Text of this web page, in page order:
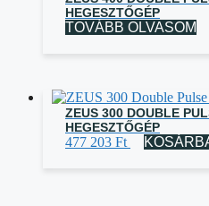
HEGESZTŐGÉP
TOVÁBB OLVASOM
ZEUS 300 DOUBLE
HEGESZTŐGÉP
477 203 Ft